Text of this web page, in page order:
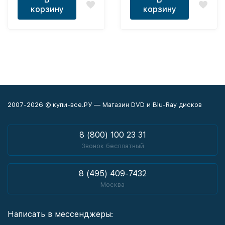
корзину
корзину
2007-2026 © купи-все.РУ — Магазин DVD и Blu-Ray дисков
8 (800) 100 23 31
Звонок бесплатный
8 (495) 409-7432
Москва
Написать в мессенджеры: